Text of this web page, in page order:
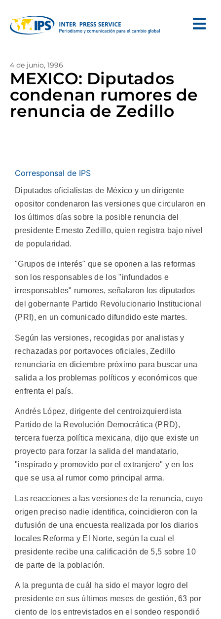
4 de junio, 1996
MEXICO: Diputados
condenan rumores de
renuncia de Zedillo
Corresponsal de IPS
Diputados oficialistas de México y un dirigente
opositor condenaron las versiones que circularon en
los últimos días sobre la posible renuncia del
presidente Ernesto Zedillo, quien registra bajo nivel
de popularidad.
"Grupos de interés" que se oponen a las reformas
son los responsables de los "infundados e
irresponsables" rumores, señalaron los diputados
del gobernante Partido Revolucionario Institucional
(PRI), en un comunicado difundido este martes.
Según las versiones, recogidas por analistas y
rechazadas por portavoces oficiales, Zedillo
renunciaría en diciembre próximo para buscar una
salida a los problemas políticos y económicos que
enfrenta el país.
Andrés López, dirigente del centroizquierdista
Partido de la Revolución Democrática (PRD),
tercera fuerza política mexicana, dijo que existe un
proyecto para forzar la salida del mandatario,
"inspirado y promovido por el extranjero" y en los
que se usa al rumor como principal arma.
Las reacciones a las versiones de la renuncia, cuyo
origen preciso nadie identifica, coincidieron con la
dufusión de una encuesta realizada por los diarios
locales Reforma y El Norte, según la cual el
presidente recibe una calificación de 5,5 sobre 10
de parte de la población.
A la pregunta de cuál ha sido el mayor logro del
presidente en sus últimos meses de gestión, 63 por
ciento de los entrevistados en el sondeo respondió